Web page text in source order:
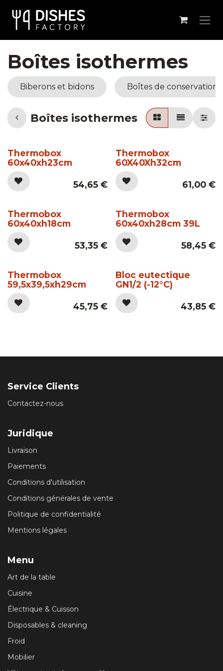
Boîtes isothermes
Biberons et bidons Boîtes de conservation
Boîtes isothermes
Thermobox
60x40xh23cm
54,65€
Thermobox
60X40Xh32cm
61,00€
Thermobox
60x40xh18cm
53,35€
Thermobox
60x40xh28cm 39L
58,45€
Thermobox
59,5x39,5xh29cm
45,75€
Bloc eutectique
GN1/2 (-12°C)
43,85€
Service Clients
Contactez-nous
Juridique
Livraison
Paiements
Conditions d'utilisation
Conditions générales de vente
Politique de confidentialité
Mentions légales
Menu
Art de la table
Cuisine
Électrique & Cuisson
Disposables & cleaning
Froid
Mobilier